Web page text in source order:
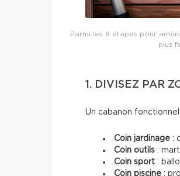
Parmi les 8 étapes pour
plus
1. DIVISEZ PAR
Un cabanon
Coin jardinage :
Coin outils :
Coin sport :
Coin piscine :